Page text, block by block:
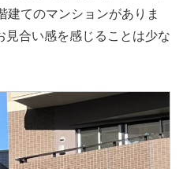
建てのマンションがありま
合い感を感じることは少な